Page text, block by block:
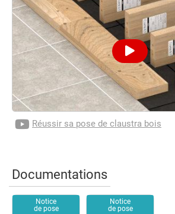
Réussir sa pose de claustra bois
Documentations
Notice
de pose
Notice
de pose